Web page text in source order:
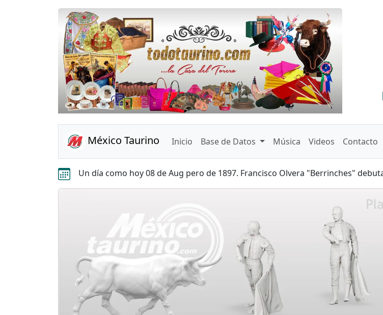
Anterior Siguiente
México Taurino Inicio Base de Datos Música Videos Contacto
Un día como hoy 08 de Aug pero de 1897. Francisco Olvera "Berrinches"